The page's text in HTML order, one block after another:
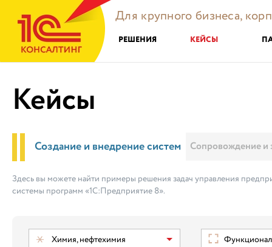
Для крупного бизнеса,
РЕШЕНИЯ КЕЙСЫ
Кейсы
Создание и внедрение систем Сопровождение и
Здесь вы можете найти примеры решения задач управления
системы программ «1С:Предприятие 8».
Химия, нефтехимия